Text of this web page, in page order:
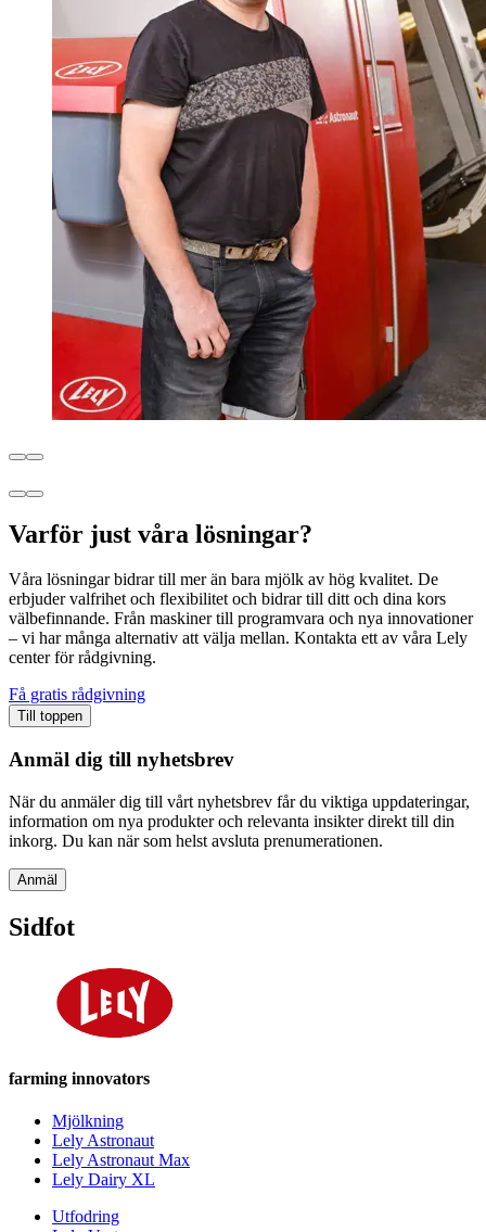
Varför just våra lösningar?
Våra lösningar bidrar till mer än bara mjölk av hög kvalitet. De
erbjuder valfrihet och flexibilitet och bidrar till ditt och dina kors
välbefinnande. Från maskiner till programvara och nya innovationer
– vi har många alternativ att välja mellan. Kontakta ett av våra Lely
center för rådgivning.
Få gratis rådgivning
Till toppen
Anmäl dig till nyhetsbrev
När du anmäler dig till vårt nyhetsbrev får du viktiga uppdateringar,
information om nya produkter och relevanta insikter direkt till din
inkorg. Du kan när som helst avsluta prenumerationen.
Anmäl
Sidfot
farming innovators
Mjölkning
Lely Astronaut
Lely Astronaut Max
Lely Dairy XL
Utfodring